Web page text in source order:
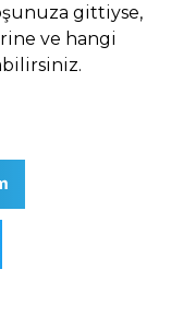
gittiyse,
ve hangi